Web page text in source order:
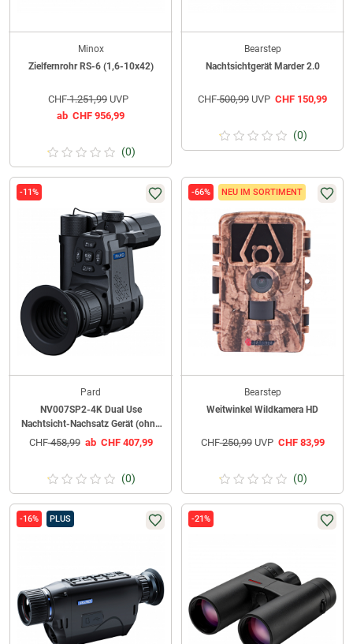
Minox
Zielfernrohr RS-6 (1,6-10x42)
CHF1.251,99 UVP
ab CHF 956,99
(0)
Bearstep
Nachtsichtgerät Marder 2.0
CHF500,99 UVP CHF 150,99
(0)
-11%
Pard
NV007SP2-4K Dual Use
Nachtsicht-Nachsatz Gerät (ohne
IR-Strahler)
CHF458,99 ab CHF407,99
(0)
-66% NEU IM SORTIMENT
Bearstep
Weitwinkel Wildkamera HD
CHF250,99UVP CHF83,99
(0)
-16% PLUS -21%